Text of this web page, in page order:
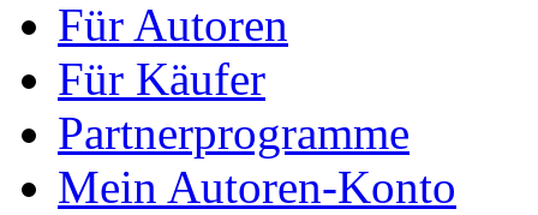
Für Autoren
Für Käufer
Partnerprogramme
Mein Autoren-Konto